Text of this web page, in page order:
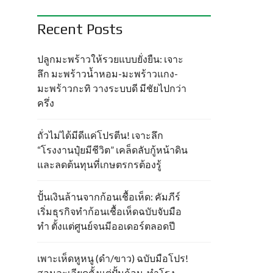
Recent Posts
ปลูกมะพร้าวให้รวยแบบยั่งยืน: เจาะ
ลึก มะพร้าวน้ำหอม-มะพร้าวแกง-
มะพร้าวกะทิ วางระบบดี มีชัยไปกว่า
ครึ่ง
ถั่วไม่ได้มีดีแค่โปรตีน! เจาะลึก
“โรงงานปุ๋ยมีชีวิต” เคล็ดลับกู้หน้าดิน
และลดต้นทุนที่เกษตรกรต้องรู้
ปั้นเงินล้านจากก้อนเชื้อเห็ด: คัมภีร์
เริ่มธุรกิจทำก้อนเชื้อเห็ดฉบับจับมือ
ทำ ตั้งแต่ศูนย์จนมีออเดอร์ตลอดปี
เพาะเห็ดหูหนู (ดำ/ขาว) ฉบับมือโปร!